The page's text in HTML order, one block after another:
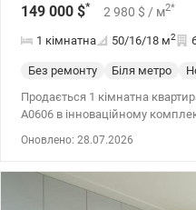
149 000 $* 2 980 $ / м2*
1 кімнатна 50/16/18 м2
Без ремонту Біля метро
Продається 1 кімнатна
А0606 в інноваційному
робить цю квартиру
спальня та кухня-вітальня
Оновлено: 28.07.2026